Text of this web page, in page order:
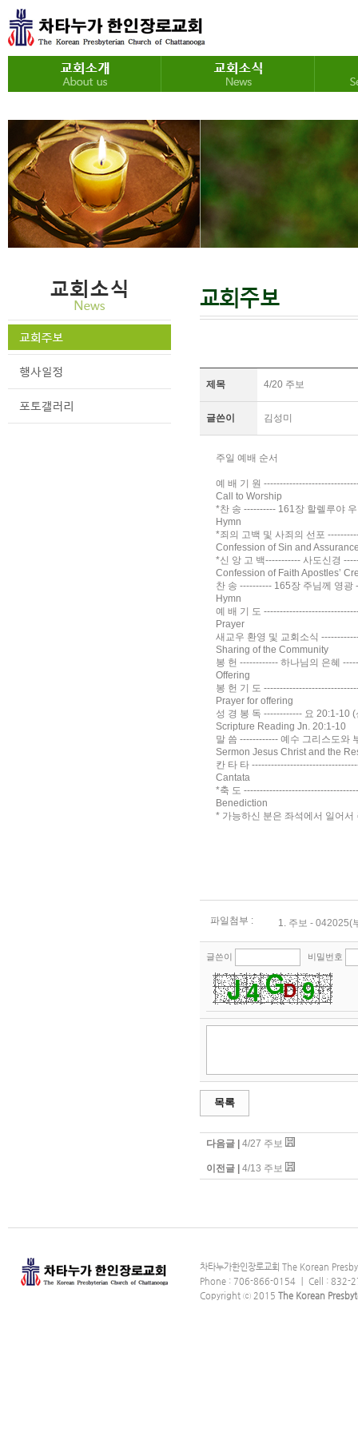
제목 4/20 주보
글쓴이 김성미
주일 예배 순서
예 배 기 원
Call to Worship
*찬 송 ---------- 161장 할렐루야
Hymn
*죄의 고백 및 사죄의 선포
Confession of Sin and
*신 앙 고 백----------- 사도신경
Confession of Faith Apostles’
찬 송 ---------- 165장 주님께 영
Hymn
예 배 기 도
Prayer
새교우 환영 및 교회소식
Sharing of the Community
봉 헌 ------------ 하나님의 은혜
Offering
봉 헌 기 도
Prayer for offering
성 경 봉 독 ------------ 요 20:1-10
Scripture Reading Jn. 20:1-10
말 씀 ------------ 예수 그리스도와
Sermon Jesus Christ and the
칸 타 타
Cantata
*축 도
Benediction
* 가능하신 분은 좌석에서 일어
파일첨부 : 1. 주보 - 042025(
글쓴이 비밀번호
목록
다음글 | 4/27 주보
이전글 | 4/13 주보
차타누가한인장로교회 The Korean
Phone : 706-866-0154 ｜ Cell : 832-
Copyright ⓒ 2015 The Korean